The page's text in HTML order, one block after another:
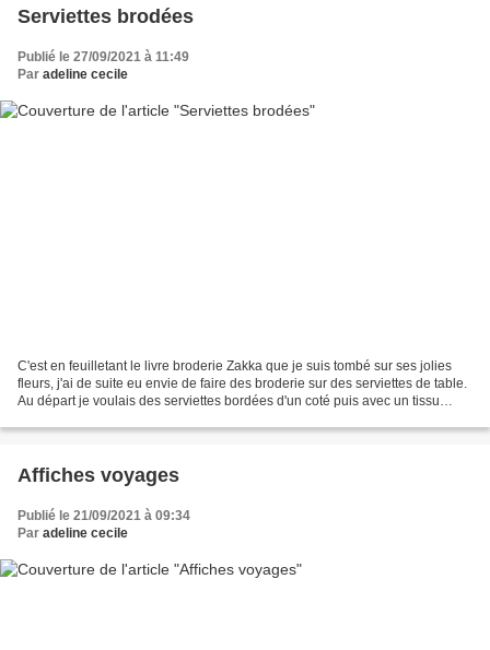
Serviettes brodées
Publié le 27/09/2021 à 11:49
Par adeline cecile
C'est en feuilletant le livre broderie Zakka que je suis tombé sur ses jolies
fleurs, j'ai de suite eu envie de faire des broderie sur des serviettes de table.
Au départ je voulais des serviettes bordées d'un coté puis avec un tissu
Affiches voyages
Publié le 21/09/2021 à 09:34
Par adeline cecile